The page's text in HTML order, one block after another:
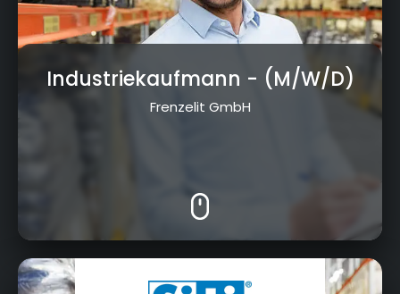
Industriekaufmann - (M/W/D)
Frenzelit GmbH